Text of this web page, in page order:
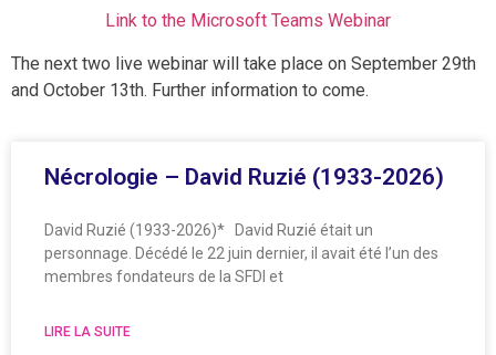
Link to the Microsoft Teams Webinar
The next two live webinar will take place on September 29th
and October 13th. Further information to come.
Nécrologie – David Ruzié (1933-2026)
David Ruzié (1933-2026)* David Ruzié était un
personnage. Décédé le 22 juin dernier, il avait été l’un des
membres fondateurs de la SFDI et
LIRE LA SUITE